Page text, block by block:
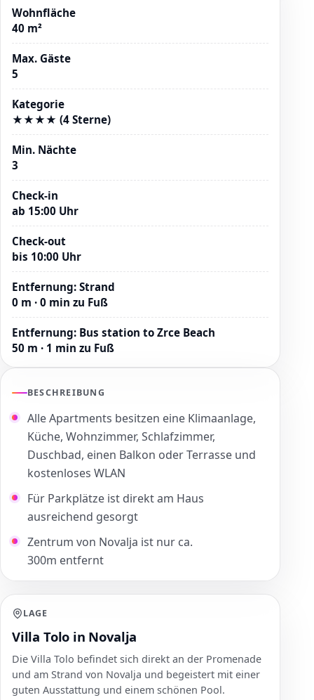
Wohnfläche
40 m²
Max. Gäste
5
Kategorie
★★★★ (4 Sterne)
Min. Nächte
3
Check-in
ab 15:00 Uhr
Check-out
bis 10:00 Uhr
Entfernung: Strand
0 m · 0 min zu Fuß
Entfernung: Bus station to Zrce Beach
50 m · 1 min zu Fuß
BESCHREIBUNG
Alle Apartments besitzen eine Klimaanlage,
Küche, Wohnzimmer, Schlafzimmer,
Duschbad, einen Balkon oder Terrasse und
kostenloses WLAN
Für Parkplätze ist direkt am Haus
ausreichend gesorgt
Zentrum von Novalja ist nur ca.
300m entfernt
LAGE
Villa Tolo in Novalja
Die Villa Tolo befindet sich direkt an der Promenade
und am Strand von Novalja und begeistert mit einer
guten Ausstattung und einem schönen Pool.